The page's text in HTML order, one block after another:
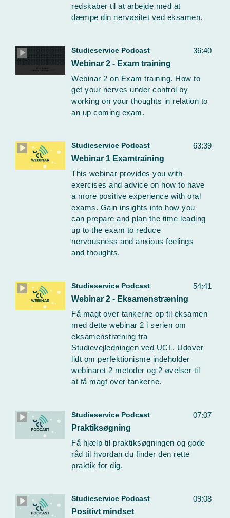
redskaber til at arbejde med at
dæmpe din nervøsitet ved eksamen.
36:40
Studieservice Podcast
Webinar 2 - Exam training
Webinar 2 on Exam training. How to
get your nerves under control by
working on your thoughts in relation to
an up coming exam.
63:39
Studieservice Podcast
Webinar 1 Examtraining
This webinar provides you with
exercises and advice on how to have
a more positive experience with oral
exams. Gain insights into how you
can prepare and plan the time leading
up to the exam to reduce
nervousness and anxious feelings
and thoughts.
54:41
Studieservice Podcast
Webinar 2 - Eksamenstræning
Få magt over tankerne op til eksamen
med dette webinar 2 i serien om
eksamenstræning fra
Studievejledningen ved UCL. Udover
lidt om perfektionisme indeholder
webinaret 2 metoder og 2 øvelser til
at få magt over tankerne.
07:07
Studieservice Podcast
Praktiksøgning
Få hjælp til praktiksøgningen og gode
råd til hvordan du finder den rette
praktik for dig.
09:08
Studieservice Podcast
Positivt mindset